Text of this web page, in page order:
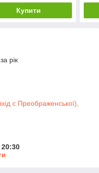
Купити
рік
с Преображенської),